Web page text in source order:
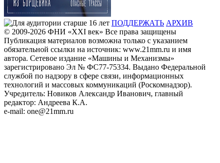
ПОДДЕРЖАТЬ АРХИВ
© 2009-2026 ФHИ «XXI век» Все права защищены
Публикация материалов возможна только с указанием
обязательной ссылки на источник: www.21mm.ru и имя
автора. Сетевое издание «Машины и Механизмы»
зарегистрировано Эл № ФС77-75334. Выдано Федеральной
службой по надзору в сфере связи, информационных
технологий и массовых коммуникаций (Роскомнадзор).
Учредитель: Новиков Александр Иванович, главный
редактор: Андреева К.А.
e-mail: one@21mm.ru